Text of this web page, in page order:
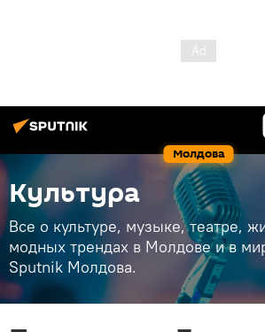
Молдова
Культура
Все о культуре, музыке, театре,
модных трендах в Молдове и в
Sputnik Молдова.